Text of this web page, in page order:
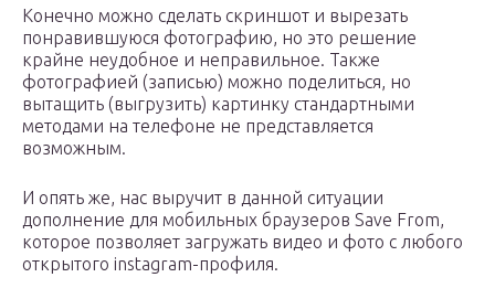
Конечно можно сделать скриншот и вырезать
понравившуюся фотографию, но это решение
крайне неудобное и неправильное. Также
фотографией (записью) можно поделиться, но
вытащить (выгрузить) картинку стандартными
методами на телефоне не представляется
возможным.
И опять же, нас выручит в данной ситуации
дополнение для мобильных браузеров Save From,
которое позволяет загружать видео и фото с любого
открытого instagram-профиля.